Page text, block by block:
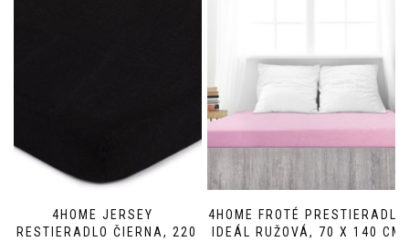
4HOME JERSEY
PRESTIERADLO ČIERNA, 220
4HOME FROTÉ PRESTIERADLO
IDEÁL RUŽOVÁ, 70 X 140 CM